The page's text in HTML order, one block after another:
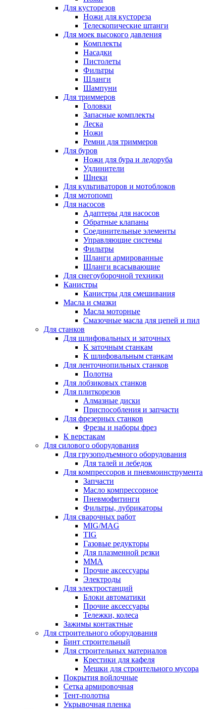
Для кусторезов
Ножи для кустореза
Телескопические штанги
Для моек высокого давления
Комплекты
Насадки
Пистолеты
Фильтры
Шланги
Шампуни
Для триммеров
Головки
Запасные комплекты
Леска
Ножи
Ремни для триммеров
Для буров
Ножи для бура и ледоруба
Удлинители
Шнеки
Для культиваторов и мотоблоков
Для мотопомп
Для насосов
Адаптеры для насосов
Обратные клапаны
Соединительные элементы
Управляющие системы
Фильтры
Шланги армированные
Шланги всасывающие
Для снегоуборочной техники
Канистры
Канистры для смешивания
Масла и смазки
Масла моторные
Смазочные масла для цепей и пил
Для станков
Для шлифовальных и заточных
К заточным станкам
К шлифовальным станкам
Для ленточнопильных станков
Полотна
Для лобзиковых станков
Для плиткорезов
Алмазные диски
Приспособления и запчасти
Для фрезерных станков
Фрезы и наборы фрез
К верстакам
Для силового оборудования
Для грузоподъемного оборудования
Для талей и лебедок
Для компрессоров и пневмоинструмента
Запчасти
Масло компрессорное
Пневмофитинги
Фильтры, лубрикаторы
Для сварочных работ
MIG/MAG
TIG
Газовые редукторы
Для плазменной резки
ММА
Прочие аксессуары
Электроды
Для электростанций
Блоки автоматики
Прочие аксессуары
Тележки, колеса
Зажимы контактные
Для строительного оборудования
Бинт строительный
Для строительных материалов
Крестики для кафеля
Мешки для строительного мусора
Покрытия войлочные
Сетка армировочная
Тент-полотна
Укрывочная пленка